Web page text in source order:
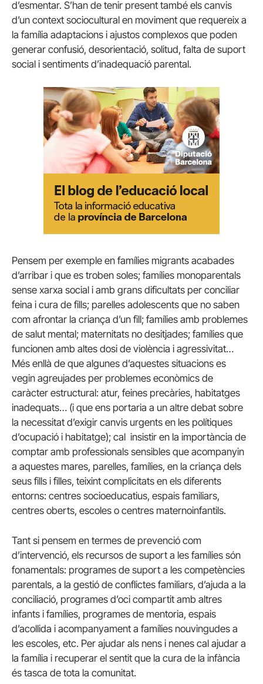
d’esmentar. S’han de tenir present també els canvis
d’un context sociocultural en moviment que requereix a
la família adaptacions i ajustos complexos que poden
generar confusió, desorientació, solitud, falta de suport
social i sentiments d’inadequació parental.
Pensem per exemple en famílies migrants acabades
d’arribar i que es troben soles; famílies monoparentals
sense xarxa social i amb grans dificultats per conciliar
feina i cura de fills; parelles adolescents que no saben
com afrontar la criança d’un fill; famílies amb problemes
de salut mental; maternitats no desitjades; famílies que
funcionen amb altes dosi de violència i agressivitat…
Més enllà de que algunes d’aquestes situacions es
vegin agreujades per problemes econòmics de
caràcter estructural: atur, feines precàries, habitatges
inadequats… (i que ens portaria a un altre debat sobre
la necessitat d’exigir canvis urgents en les polítiques
d’ocupació i habitatge); cal insistir en la importància de
comptar amb professionals sensibles que acompanyin
a aquestes mares, parelles, famílies, en la criança dels
seus fills i filles, teixint complicitats en els diferents
entorns: centres socioeducatius, espais familiars,
centres oberts, escoles o centres maternoinfantils.
Tant si pensem en termes de prevenció com
d’intervenció, els recursos de suport a les famílies són
fonamentals: programes de suport a les competències
parentals, a la gestió de conflictes familiars, d’ajuda a la
conciliació, programes d’oci compartit amb altres
infants i famílies, programes de mentoria, espais
d’acollida i acompanyament a famílies nouvingudes a
les escoles, etc. Per ajudar als nens i nenes cal ajudar a
la família i recuperar el sentit que la cura de la infància
és tasca de tota la comunitat.